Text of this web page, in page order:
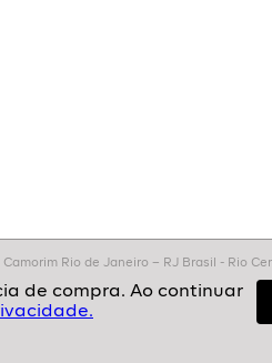
Rio de Janeiro – RJ Brasil - Rio